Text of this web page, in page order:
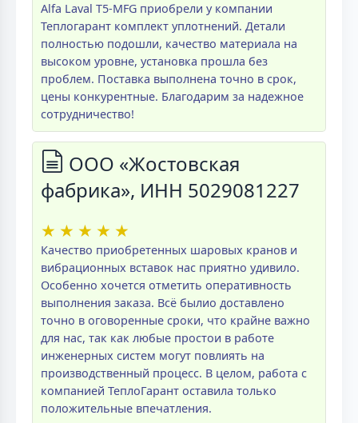
Alfa Laval T5-MFG приобрели у компании
Теплогарант комплект уплотнений. Детали
полностью подошли, качество материала на
высоком уровне, установка прошла без
проблем. Поставка выполнена точно в срок,
цены конкурентные. Благодарим за надежное
сотрудничество!
ООО «Жостовская
фабрика», ИНН 5029081227
★ ★ ★ ★ ★
Качество приобретенных шаровых кранов и
вибрационных вставок нас приятно удивило.
Особенно хочется отметить оперативность
выполнения заказа. Всё былио доставлено
точно в оговоренные сроки, что крайне важно
для нас, так как любые простои в работе
инженерных систем могут повлиять на
производственный процесс. В целом, работа с
компанией ТеплоГарант оставила только
положительные впечатления.